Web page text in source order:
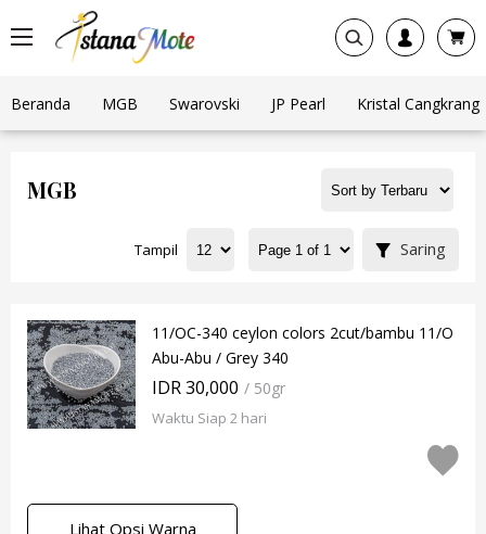
Beranda MGB Swarovski JP Pearl Kristal Cangkrang
MGB
Tampil Saring
11/OC-340 ceylon colors 2cut/bambu 11/O
Abu-Abu / Grey 340
IDR 30,000 / 50gr
Waktu Siap 2 hari
Lihat Opsi Warna